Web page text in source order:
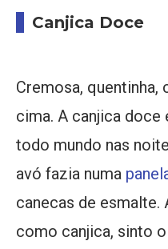
Canjica Doce
Cremosa,
cima. A canjica
todo mundo nas
avó fazia numa
canecas de esmalte.
como canjica, sinto